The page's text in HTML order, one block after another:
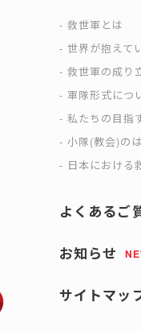
救世軍とは
世界が抱えて
救世軍の成り
軍隊形式につ
私たちの目指
小隊(教会)の
日本における
よくあるご
お知らせ
サイトマッ